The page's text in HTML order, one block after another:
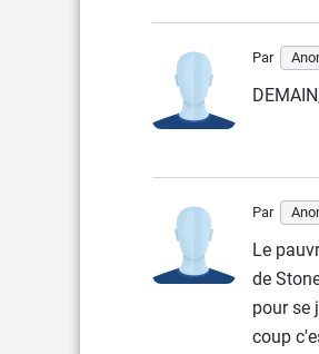
Par
Par
Le
de
pour se
coup